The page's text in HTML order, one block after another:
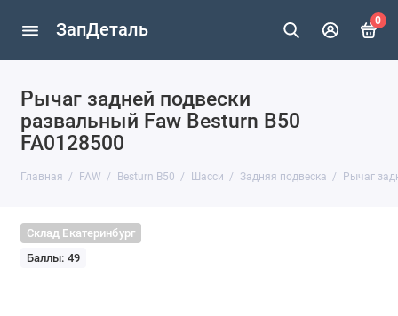
ЗапДеталь 0
Рычаг задней подвески
развальный Faw Besturn B50
FA0128500
Главная FAW Besturn B50 Шасси Задняя подвеска Рычаг
Склад Екатеринбург
Баллы: 49